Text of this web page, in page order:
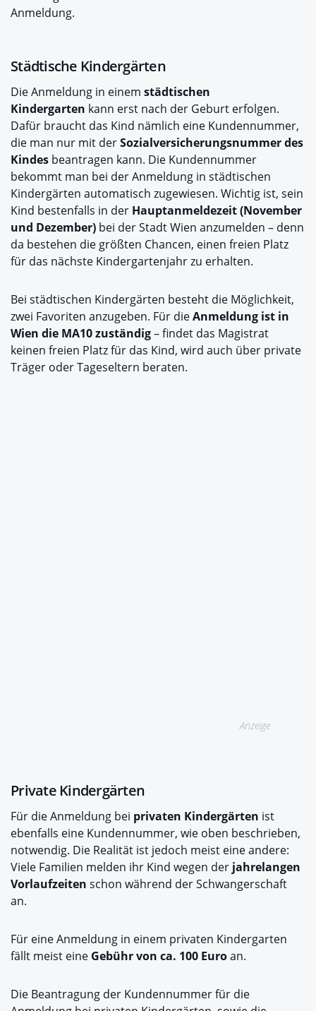
Anmeldung.
Städtische Kindergärten
Die Anmeldung in einem städtischen
Kindergarten kann erst nach der Geburt erfolgen.
Dafür braucht das Kind nämlich eine Kundennummer,
die man nur mit derSozialversicherungsnummer des
Kindes beantragen kann. Die Kundennummer
bekommt man bei der Anmeldung in städtischen
Kindergärten automatisch zugewiesen. Wichtig ist, sein
Kind bestenfalls in der Hauptanmeldezeit (November
und Dezember) bei der Stadt Wien anzumelden – denn
da bestehen die größten Chancen, einen freien Platz
für das nächste Kindergartenjahr zu erhalten.
Bei städtischen Kindergärten besteht die Möglichkeit,
zwei Favoriten anzugeben. Für dieAnmeldung ist in
Wien die MA10 zuständig– findet das Magistrat
keinen freien Platz für das Kind, wird auch über private
Träger oder Tageseltern beraten.
Anzeige
Private Kindergärten
Für die Anmeldung bei privaten Kindergärten ist
ebenfalls eine Kundennummer, wie oben beschrieben,
notwendig. Die Realität ist jedoch meist eine andere:
Viele Familien melden ihr Kind wegen der jahrelangen
Vorlaufzeiten schon während der Schwangerschaft
an.
Für eine Anmeldung in einem privaten Kindergarten
fällt meist eine Gebühr von ca. 100 Euroan.
Die Beantragung der Kundennummer für die